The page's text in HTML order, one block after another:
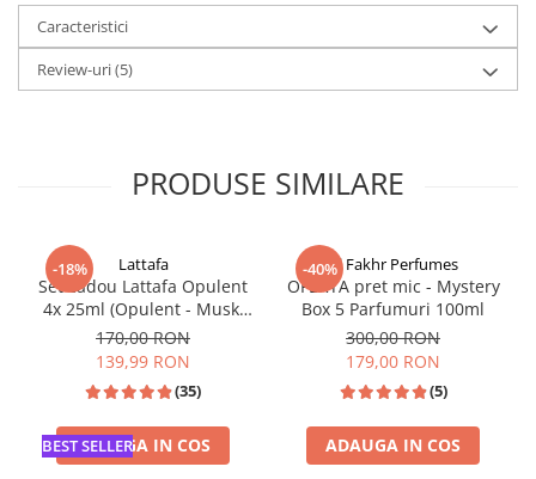
Caracteristici
Review-uri(5)
PRODUSE SIMILARE
-18%
BEST SELLER
Lattafa
Set cadou Lattafa Opulent
4x 25ml (Opulent - Musk,
Oud, Red, Dubai)
170,00 RON
139,99 RON
(35)
ADAUGA IN COS
-40%Al Fakhr Perfumes
OFERTA pret mic - Mystery
Box 5 Parfumuri 100ml
300,00 RON
179,00 RON
(5)
ADAUGA IN COS